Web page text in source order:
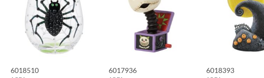
6018510 6017936 6018393